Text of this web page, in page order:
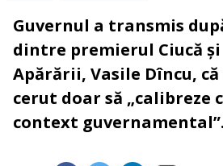
Guvernul a transmis
dintre premierul Ciucă
Apărării, Vasile Dîncu,
cerut doar să „calibreze
context guvernamental”.